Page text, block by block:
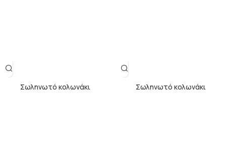
Σωληνωτό κολωνάκι Σωληνωτό κολωνάκι